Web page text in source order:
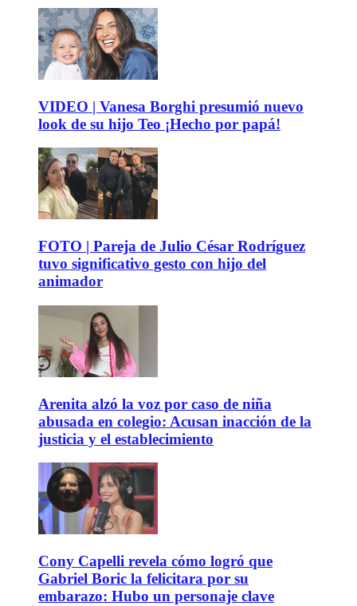
VIDEO | Vanesa Borghi presumió nuevo
look de su hijo Teo ¡Hecho por papá!
FOTO | Pareja de Julio César Rodríguez
tuvo significativo gesto con hijo del
animador
Arenita alzó la voz por caso de niña
abusada en colegio: Acusan inacción de la
justicia y el establecimiento
Cony Capelli revela cómo logró que
Gabriel Boric la felicitara por su
embarazo: Hubo un personaje clave